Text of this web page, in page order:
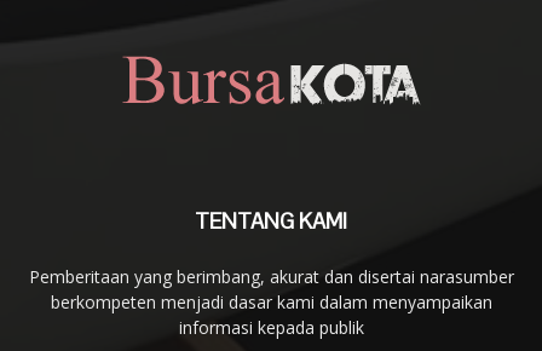
TENTANG KAMI
Pemberitaan yang berimbang, akurat dan disertai narasumber
berkompeten menjadi dasar kami dalam menyampaikan
informasi kepada publik